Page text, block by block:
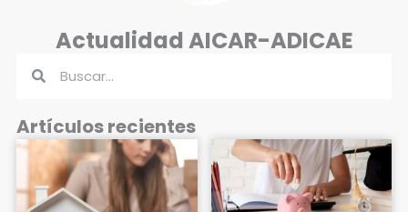
Actualidad AICAR-ADICAE
Artículos recientes